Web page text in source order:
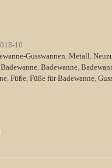
10
Gusswannen Metall
Badewanne
Füße Füße für Badewanne